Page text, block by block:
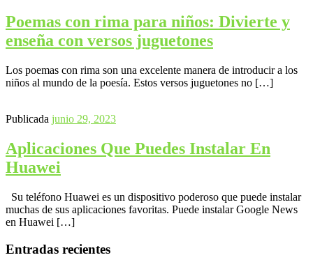
Poemas con rima para niños: Divierte y
enseña con versos juguetones
Los poemas con rima son una excelente manera de introducir a los
niños al mundo de la poesía. Estos versos juguetones no […]
Publicada junio 29, 2023
Aplicaciones Que Puedes Instalar En
Huawei
Su teléfono Huawei es un dispositivo poderoso que puede instalar
muchas de sus aplicaciones favoritas. Puede instalar Google News
en Huawei […]
Entradas recientes